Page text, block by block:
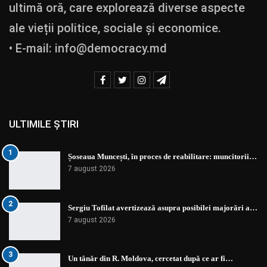
ultimă oră, care explorează diverse aspecte
ale vieții politice, sociale și economice.
• E-mail: info@democracy.md
ULTIMILE ȘTIRI
1 Șoseaua Muncești, în proces de reabilitare: muncitorii…
7 august 2026
2 Sergiu Tofilat avertizează asupra posibilei majorări a…
7 august 2026
3 Un tânăr din R. Moldova, cercetat după ce ar fi…